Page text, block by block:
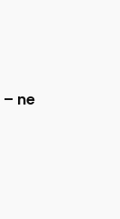
ne